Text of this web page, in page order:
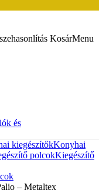
KosárMenu
és
kiegészítőkKonyhai
polcokKiegészítő